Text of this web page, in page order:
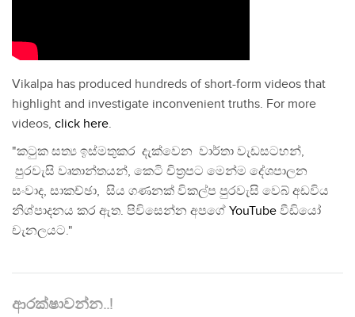
Vikalpa has produced hundreds of short-form videos that
highlight and investigate inconvenient truths. For more
videos, click here.
"කටුක සත්‍ය ඉස්මතුකර දැක්වෙන වාර්තා වැඩසටහන්,
පුරවැසි වෘතාන්තයන්, කෙටි චිත්‍රපට මෙන්ම දේශපාලන
සංවාද, සාකච්ඡා, සිය ගණනක් විකල්ප පුරවැසි වෙබ් අඩවිය
නිශ්පාදනය කර ඇත. පිවිසෙන්න අපගේ YouTube වීඩියෝ
චැනලයට."
ආරක්ෂාවන්න..!